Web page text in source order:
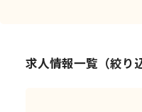
求人情報一覧（絞り